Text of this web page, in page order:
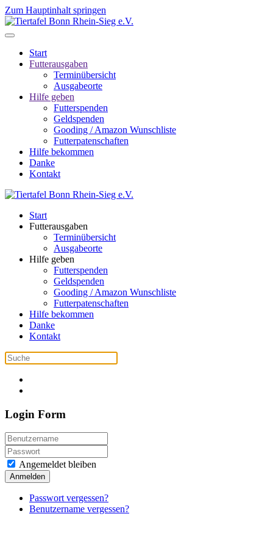
Zum Hauptinhalt springen
Start
Futterausgaben
Terminübersicht
Ausgabeorte
Hilfe geben
Futterspenden
Geldspenden
Gooding / Amazon Wunschliste
Futterpatenschaften
Hilfe bekommen
Danke
Kontakt
Start
Futterausgaben
Terminübersicht
Ausgabeorte
Hilfe geben
Futterspenden
Geldspenden
Gooding / Amazon Wunschliste
Futterpatenschaften
Hilfe bekommen
Danke
Kontakt
Login Form
Angemeldet bleiben
Anmelden
Passwort vergessen?
Benutzername vergessen?